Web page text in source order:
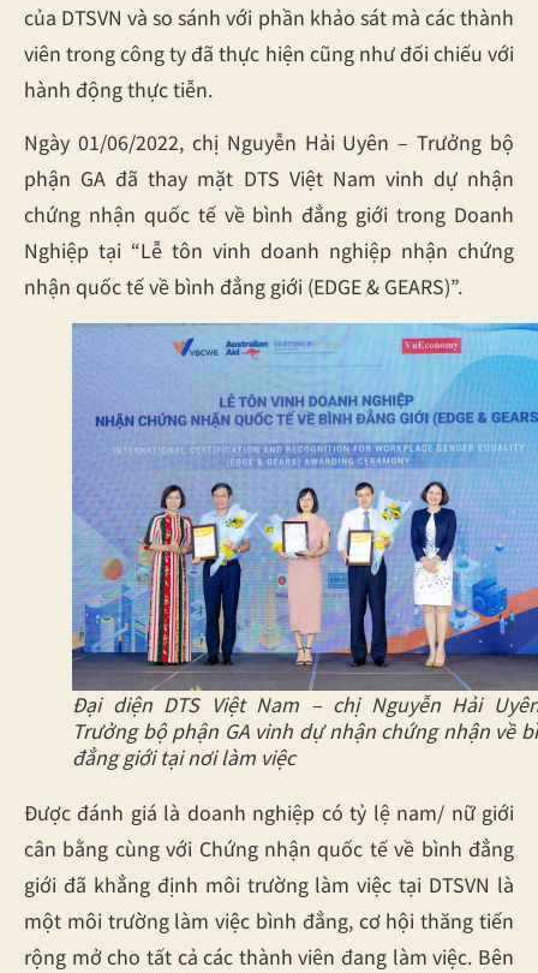
của DTSVN và so sánh với phần khảo sát mà các thành
viên trong công ty đã thực hiện cũng như đối chiếu với
hành động thực tiễn.
Ngày 01/06/2022, chị Nguyễn Hải Uyên – Trưởng bộ
phận GA đã thay mặt DTS Việt Nam vinh dự nhận
chứng nhận quốc tế về bình đẳng giới trong Doanh
Nghiệp tại “Lễ tôn vinh doanh nghiệp nhận chứng
nhận quốc tế về bình đẳng giới (EDGE & GEARS)”.
Đại diện DTS Việt Nam – chị Nguyễn Hải
Trưởng bộ phận GA vinh dự nhận chứng nhận về
đẳng giới tại nơi làm việc
Được đánh giá là doanh nghiệp có tỷ lệ nam/ nữ giới
cân bằng cùng với Chứng nhận quốc tế về bình đẳng
giới đã khẳng định môi trường làm việc tại DTSVN là
một môi trường làm việc bình đẳng, cơ hội thăng tiến
rộng mở cho tất cả các thành viên đang làm việc. Bên